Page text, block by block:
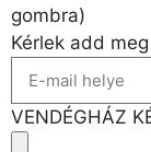
gombra)
Kérlek add
VENDÉGHÁZ